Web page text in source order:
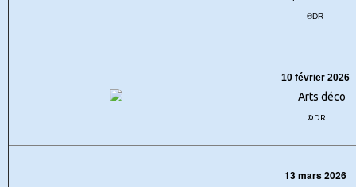
©DR
10 février 2026
©DR
13 mars 2026